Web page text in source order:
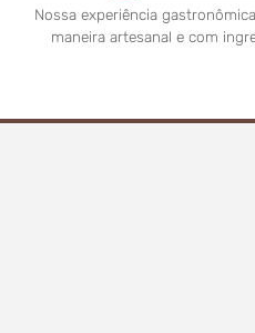
Nossa experiência
maneira artesanal e com